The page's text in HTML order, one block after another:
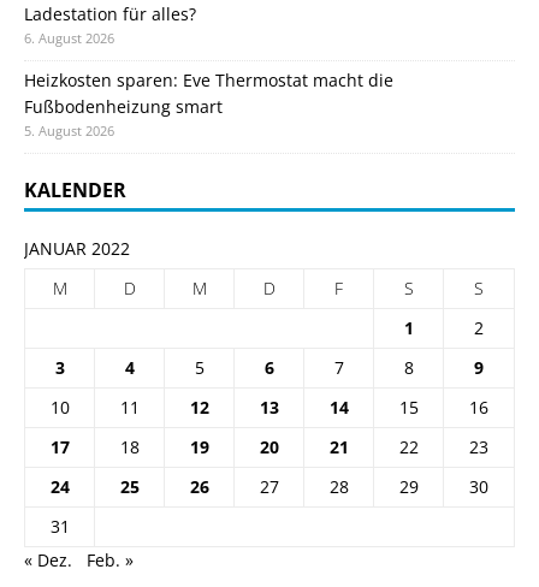
Ladestation für alles?
6. August 2026
Heizkosten sparen: Eve Thermostat macht die
Fußbodenheizung smart
5. August 2026
KALENDER
JANUAR 2022
M
D M D F S
S
1
2
3
4 5 6 7 8
9
10
11 12 13 14 15
16
17
18 19 20 21 22
23
24
25 26 27 28 29
30
31
« Dez.
Feb. »